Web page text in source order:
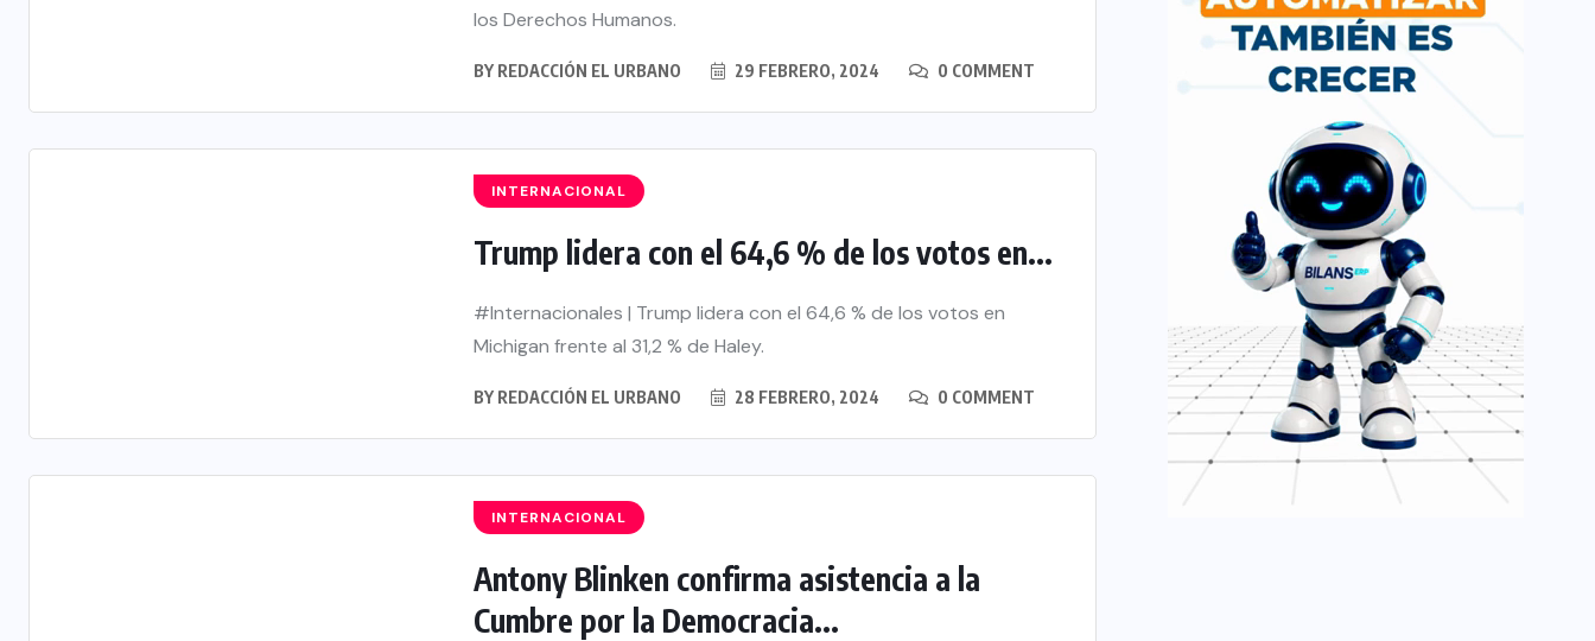
los Derechos Humanos.
BY REDACCIÓN EL URBANO 29 FEBRERO, 2024 0 COMMENT
INTERNACIONAL
Trump lidera con el 64,6 % de los votos en...
#Internacionales | Trump lidera con el 64,6 % de los votos en
Michigan frente al 31,2 % de Haley.
BY REDACCIÓN EL URBANO 28 FEBRERO, 2024 0 COMMENT
INTERNACIONAL
Antony Blinken confirma asistencia a la
Cumbre por la Democracia...